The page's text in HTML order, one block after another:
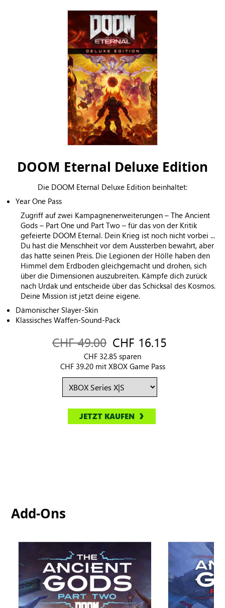
DOOM Eternal Deluxe Edition
Die DOOM Eternal Deluxe Edition beinhaltet:
Year One Pass
Zugriff auf zwei Kampagnenerweiterungen – The Ancient
Gods – Part One und Part Two – für das von der Kritik
gefeierte DOOM Eternal. Dein Krieg ist noch nicht vorbei ...
Du hast die Menschheit vor dem Aussterben bewahrt, aber
das hatte seinen Preis. Die Legionen der Hölle haben den
Himmel dem Erdboden gleichgemacht und drohen, sich
über die Dimensionen auszubreiten. Kämpfe dich zurück
nach Urdak und entscheide über das Schicksal des Kosmos.
Deine Mission ist jetzt deine eigene.
Dämonischer Slayer-Skin
Klassisches Waffen-Sound-Pack
CHF 49.00 CHF 16.15
CHF 32.85 sparen
CHF 39.20 mit XBOX Game Pass
JETZT KAUFEN
Add-Ons